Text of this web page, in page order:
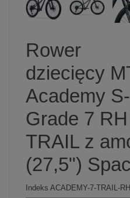
Rower
dziecięcy
Academy S-
Grade 7
TRAIL z
(27,5")
Indeks ACADEMY-7-TRAIL-